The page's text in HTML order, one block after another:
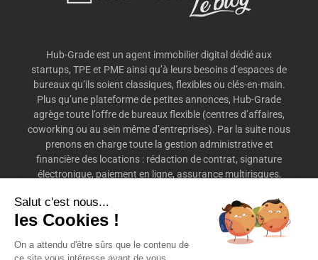
Hub-Grade est un agent immobilier digital dédié aux
startups, TPE et PME ainsi qu’à leurs besoins d’espaces de
bureaux qu’ils soient classiques, flexibles ou clés-en-main.
Plus qu’une plateforme de petites annonces, Hub-Grade
agrège toute l’offre de bureaux flexible (centres d’affaires,
coworking ou au sein même d’entreprises). Par la suite nous
prenons en charge toute la gestion administrative et
financière des locations : rédaction de contrat, signature
électronique, paiement en ligne, assurance multirisques,
Salut c'est nous...
les Cookies !
On a attendu d'être sûrs que le contenu de
ce site vous intéresse avant de vous